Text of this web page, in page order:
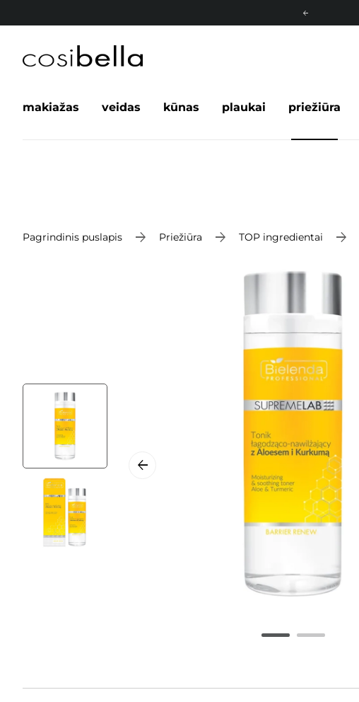
makiažas veidas kūnas plaukai priežiūra
Pagrindinis puslapis Priežiūra TOP ingredientai